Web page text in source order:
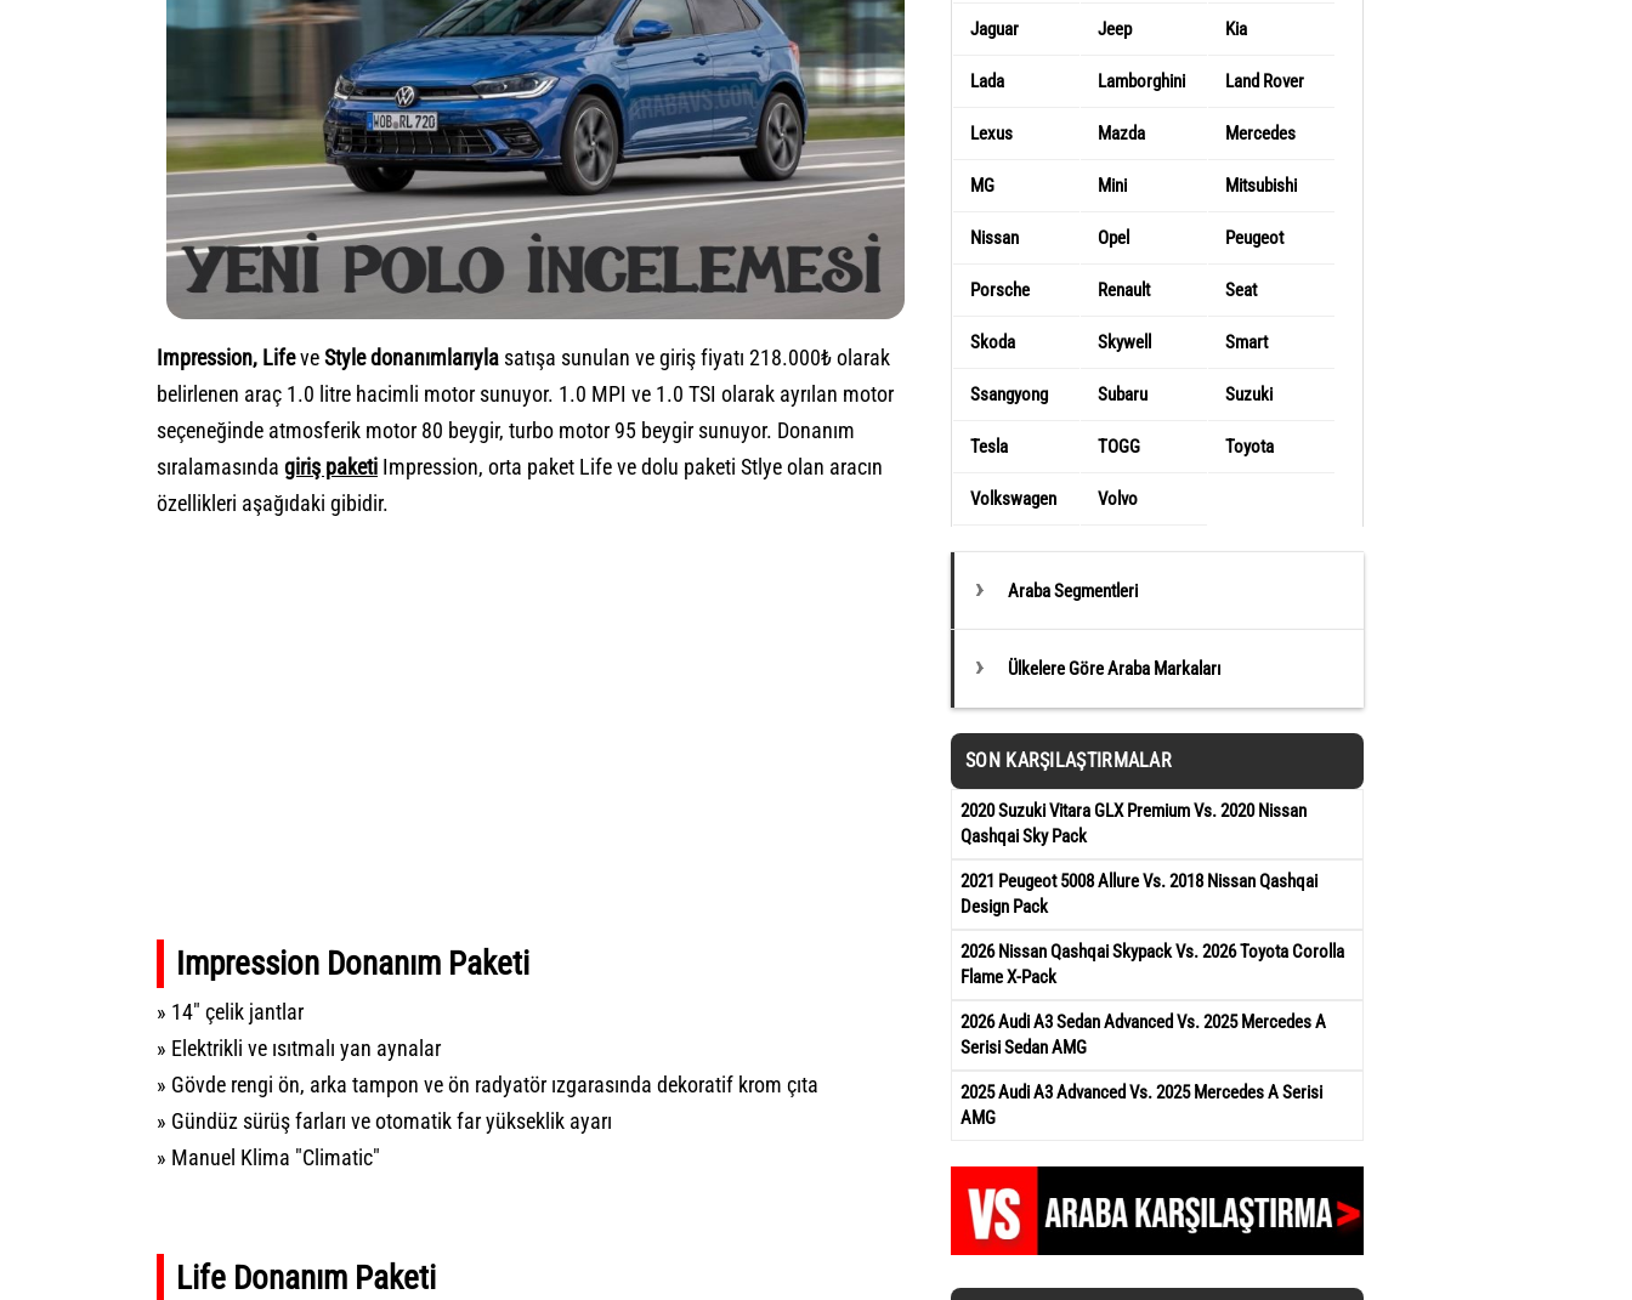
Impression, LifeveStyle donanımlarıyla satışa sunulan ve giriş fiyatı 218.000₺ olarak
belirlenen araç 1.0 litre hacimli motor sunuyor. 1.0 MPI ve 1.0 TSI olarak ayrılan motor
seçeneğinde atmosferik motor 80 beygir, turbo motor 95 beygir sunuyor. Donanım
sıralamasında giriş paketi Impression, orta paket Life ve dolu paketi Stlye olan aracın
özellikleri aşağıdaki gibidir.
Impression Donanım Paketi
» 14" çelik jantlar
» Elektrikli ve ısıtmalı yan aynalar
» Gövde rengi ön, arka tampon ve ön radyatör ızgarasında dekoratif krom çıta
» Gündüz sürüş farları ve otomatik far yükseklik ayarı
» Manuel Klima "Climatic"
Life Donanım Paketi
Jaguar Jeep Kia
Lada Lamborghini Land Rover
Lexus Mazda Mercedes
MG Mini Mitsubishi
Nissan Opel Peugeot
Porsche Renault Seat
Skoda Skywell Smart
Ssangyong Subaru Suzuki
Tesla TOGG Toyota
Volkswagen Volvo
Araba Segmentleri
Ülkelere Göre Araba Markaları
SON KARŞILAŞTIRMALAR
2020 Suzuki Vitara GLX Premium Vs. 2020 Nissan
Qashqai Sky Pack
2021 Peugeot 5008 Allure Vs. 2018 Nissan Qashqai
Design Pack
2026 Nissan Qashqai Skypack Vs. 2026 Toyota Corolla
Flame X-Pack
2026 Audi A3 Sedan Advanced Vs. 2025 Mercedes A
Serisi Sedan AMG
2025 Audi A3 Advanced Vs. 2025 Mercedes A Serisi
AMG